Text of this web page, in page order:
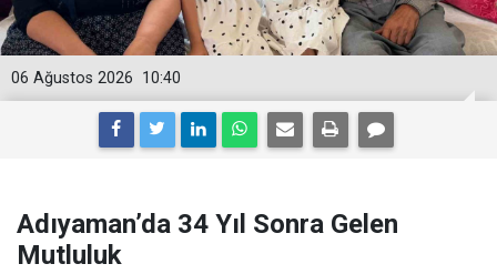
10:40
06 Ağustos 2026
Adıyaman’da 34 Yıl Sonra Gelen
Mutluluk